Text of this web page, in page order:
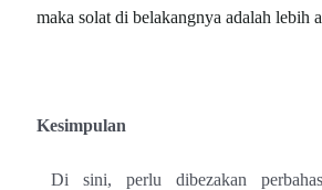
maka solat di belakangnya adalah lebih
Kesimpulan
Di sini, perlu dibezakan